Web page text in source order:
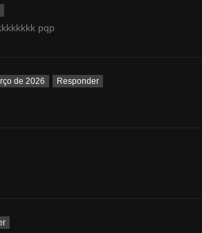
pqp
de 2026 Responder